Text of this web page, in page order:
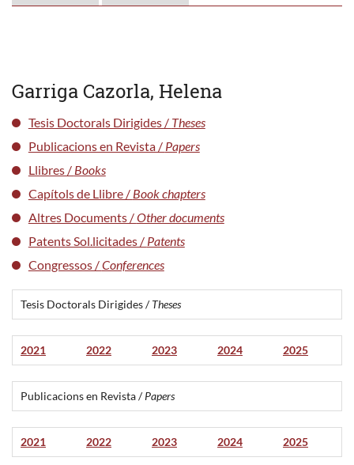
Garriga Cazorla, Helena
Tesis Doctorals Dirigides / Theses
Publicacions en Revista / Papers
Llibres / Books
Capítols de Llibre / Book chapters
Altres Documents /Other documents
Patents Sol.licitades / Patents
Congressos /Conferences
Tesis Doctorals Dirigides /Theses
2021 2022 2023 2024 2025
Publicacions en Revista /Papers
2021 2022 2023 2024 2025